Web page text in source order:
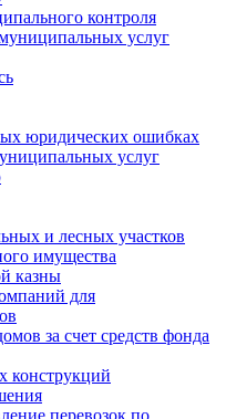
контроля
услуг
юридических ошибках
услуг
и лесных участков
имущества
казны
для
за счет средств фонда
конструкций
перевозок по